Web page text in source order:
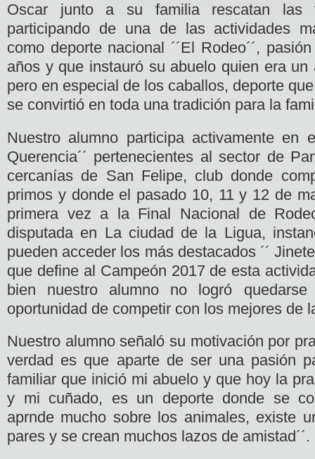
Oscar junto a su familia rescatan las
participando de una de las actividades
como deporte nacional ´´El Rodeo´´,
años y que instauró su abuelo quien era
pero en especial de los caballos, deporte
se convirtió en toda una tradición para la
Nuestro alumno participa activamente en
Querencia´´ pertenecientes al sector de
cercanías de San Felipe, club donde
primos y donde el pasado 10, 11 y 12 de
primera vez a la Final Nacional de
disputada en La ciudad de la Ligua,
pueden acceder los más destacados ´´
que define al Campeón 2017 de esta
bien nuestro alumno no logró
oportunidad de competir con los mejores de
Nuestro alumno señaló su motivación por
verdad es que aparte de ser una pasión
familiar que inició mi abuelo y que hoy la
y mi cuñado, es un deporte donde se
aprnde mucho sobre los animales, existe
pares y se crean muchos lazos de amistad´´.